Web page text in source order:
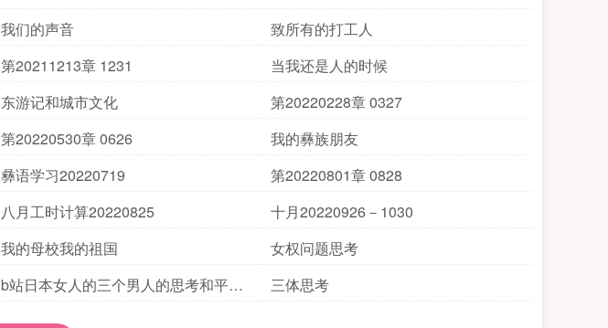
我们的声音
致所有的打工人
第20211213章 1231
当我还是人的时候
东游记和城市文化
第20220228章 0327
第20220530章 0626
我的彝族朋友
彝语学习20220719
第20220801章 0828
八月工时计算20220825
十月20220926－1030
我的母校我的祖国
女权问题思考
b站日本女人的三个男人的思考和平权
三体思考